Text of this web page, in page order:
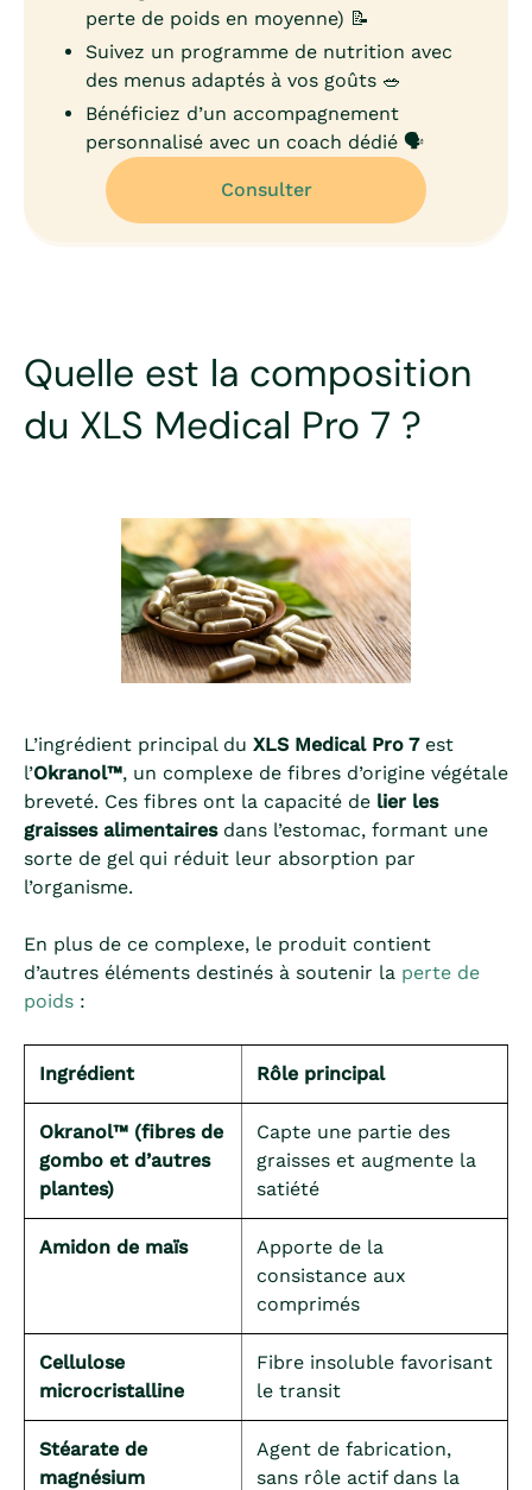
perte de poids en moyenne) 📝
Suivez un programme de nutrition avec
des menus adaptés à vos goûts 🥗
Bénéficiez d’un accompagnement
personnalisé avec un coach dédié 🗣️
Consulter
Quelle est la composition
du XLS Medical Pro 7 ?
L’ingrédient principal du XLS Medical Pro 7est
l’Okranol™, un complexe de fibres d’origine végétale
breveté. Ces fibres ont la capacité de lier les
graisses alimentairesdans l’estomac, formant une
sorte de gel qui réduit leur absorption par
l’organisme.
En plus de ce complexe, le produit contient
d’autres éléments destinés à soutenir la perte de
poids :
Ingrédient Rôle principal
Okranol™ (fibres de
gombo et d’autres
plantes)
Capte une partie des
graisses et augmente la
satiété
Amidon de maïs
Apporte de la
consistance aux
comprimés
Cellulose
microcristalline
Fibre insoluble favorisant
le transit
Stéarate de
magnésium
Agent de fabrication,
sans rôle actif dans la